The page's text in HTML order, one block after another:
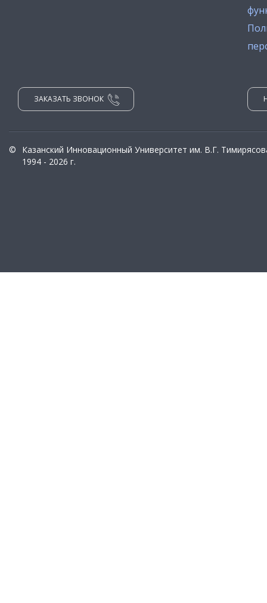
ЗАКАЗАТЬ ЗВОНОК
©
Казанский Инновационный Университет им. В.Г.
1994 - 2026 г.